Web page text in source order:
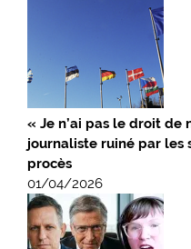
« Je n’ai pas le droit de
journaliste ruiné par les
procès
01/04/2026